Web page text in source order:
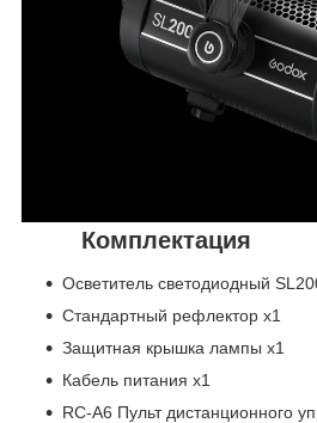
Комплектация
Осветитель светодиодный
Стандартный рефлектор x1
Защитная крышка лампы х1
Кабель питания х1
RC-A6 Пульт дистанционного